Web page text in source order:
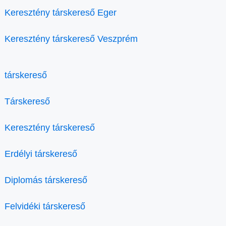
Keresztény társkereső Eger
Keresztény társkereső Veszprém
társkereső
Társkereső
Keresztény társkereső
Erdélyi társkereső
Diplomás társkereső
Felvidéki társkereső